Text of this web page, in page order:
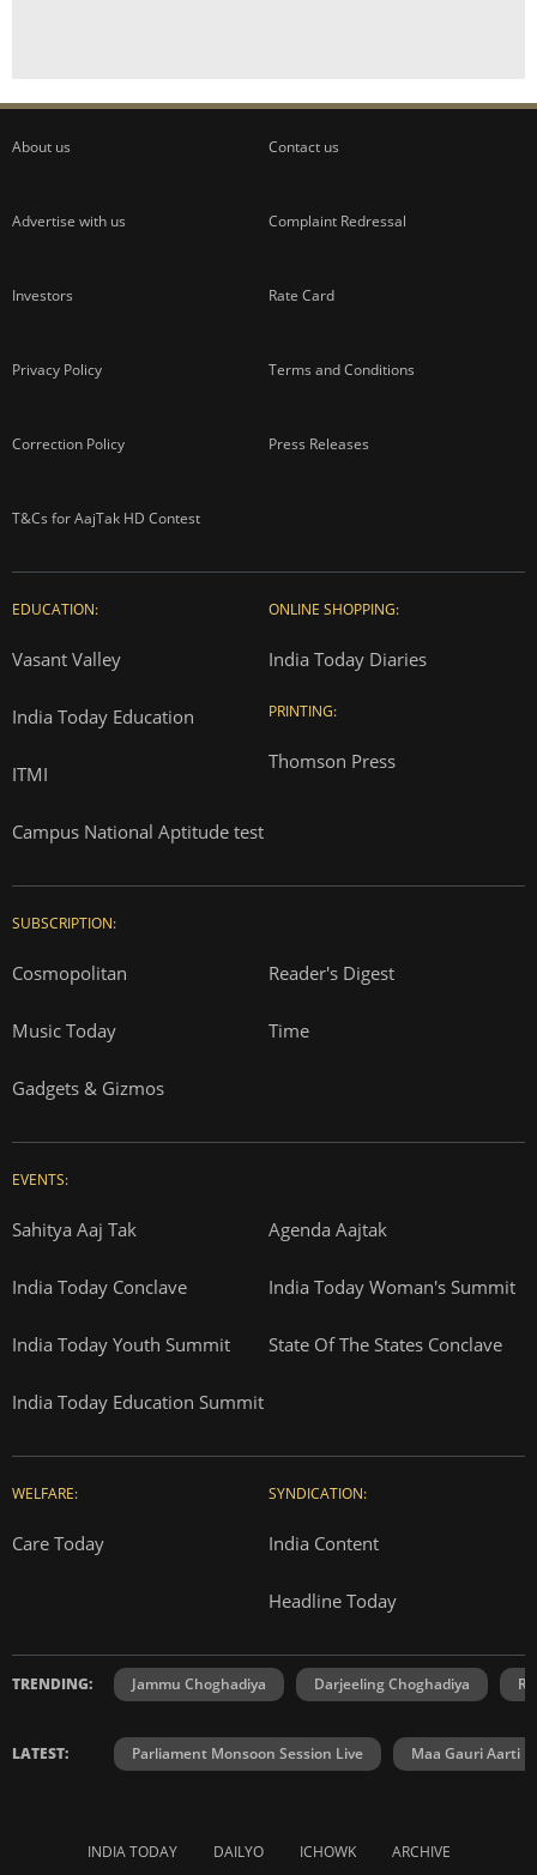
About us Contact us
Advertise with us Complaint Redressal
Investors Rate Card
Privacy Policy Terms and Conditions
Correction Policy Press Releases
T&Cs for AajTak HD Contest
EDUCATION:
Vasant Valley
India Today Education
ITMI
Campus National Aptitude test
ONLINE SHOPPING:
India Today Diaries
PRINTING:
Thomson Press
SUBSCRIPTION:
Cosmopolitan Reader's Digest
Music Today Time
Gadgets & Gizmos
EVENTS:
Sahitya Aaj Tak Agenda Aajtak
India Today Conclave India Today Woman's Summit
India Today Youth Summit State Of The States Conclave
India Today Education Summit
WELFARE:
Care Today
SYNDICATION:
India Content
Headline Today
TRENDING: Jammu Choghadiya Darjeeling Choghadiya
LATEST: Parliament Monsoon Session Live Maa Gauri Aarti
INDIA TODAY DAILYO ICHOWK ARCHIVE